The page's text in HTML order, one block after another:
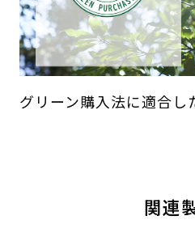
グリーン購入法に適合し
関連